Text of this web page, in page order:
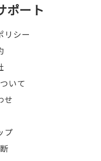
ポート
リシー
いて
せ
プ